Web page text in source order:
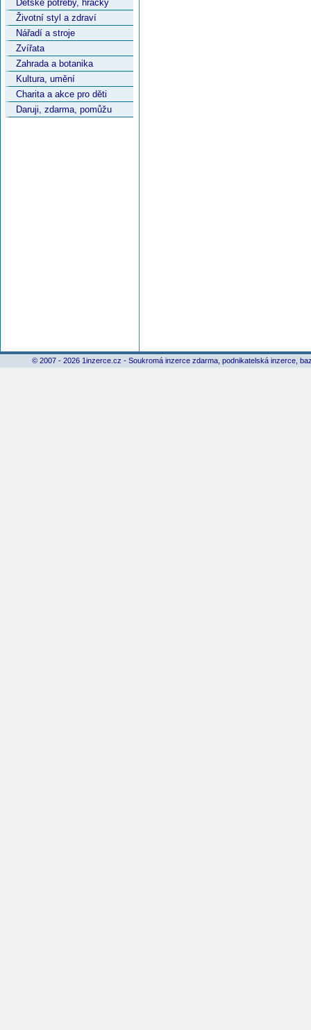
Dětské potřeby, hračky
Životní styl a zdraví
Nářadí a stroje
Zvířata
Zahrada a botanika
Kultura, umění
Charita a akce pro děti
Daruji, zdarma, pomůžu
© 2007 - 2026 1inzerce.cz - Soukromá inzerce zdarma, podnikatelská inzerce,